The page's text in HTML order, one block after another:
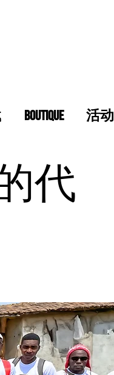
Boutique 活动
代